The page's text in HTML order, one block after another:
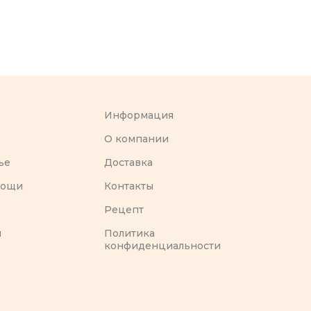
Информация
O компании
Доставка
Контакты
Рецепт
Политика
конфиденциальности